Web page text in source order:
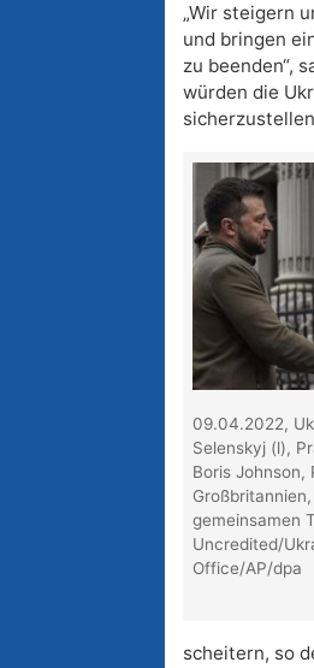
„Wir steigern
und bringen
zu beenden“,
würden die
09.04.2022,
Selenskyj (l),
Boris Johnson,
gemeinsamen
Uncredited/
Office/AP/dpa
scheitern, so